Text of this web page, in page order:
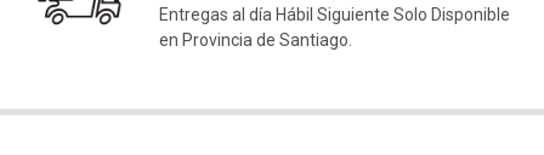
Entregas al día Hábil Siguiente Solo Disponible
en Provincia de Santiago.